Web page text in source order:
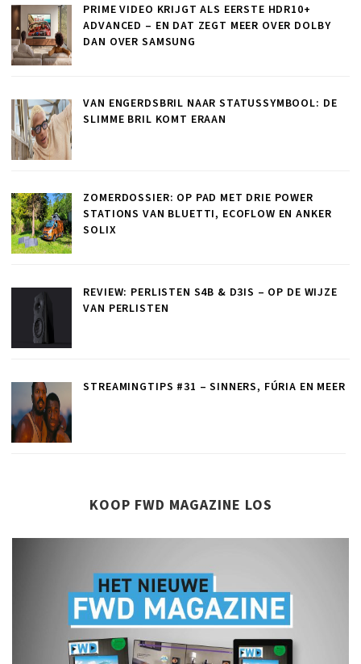
PRIME VIDEO KRIJGT ALS EERSTE HDR10+
ADVANCED – EN DAT ZEGT MEER OVER DOLBY
DAN OVER SAMSUNG
VAN ENGERDSBRIL NAAR STATUSSYMBOOL: DE
SLIMME BRIL KOMT ERAAN
ZOMERDOSSIER: OP PAD MET DRIE POWER
STATIONS VAN BLUETTI, ECOFLOW EN ANKER
SOLIX
REVIEW: PERLISTEN S4B & D3IS – OP DE WIJZE
VAN PERLISTEN
STREAMINGTIPS #31 – SINNERS, FÚRIA EN MEER
KOOP FWD MAGAZINE LOS